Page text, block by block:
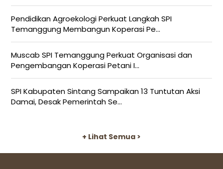
Pendidikan Agroekologi Perkuat Langkah SPI
Temanggung Membangun Koperasi Pe...
Muscab SPI Temanggung Perkuat Organisasi dan
Pengembangan Koperasi Petani I...
SPI Kabupaten Sintang Sampaikan 13 Tuntutan Aksi
Damai, Desak Pemerintah Se...
+ Lihat Semua >